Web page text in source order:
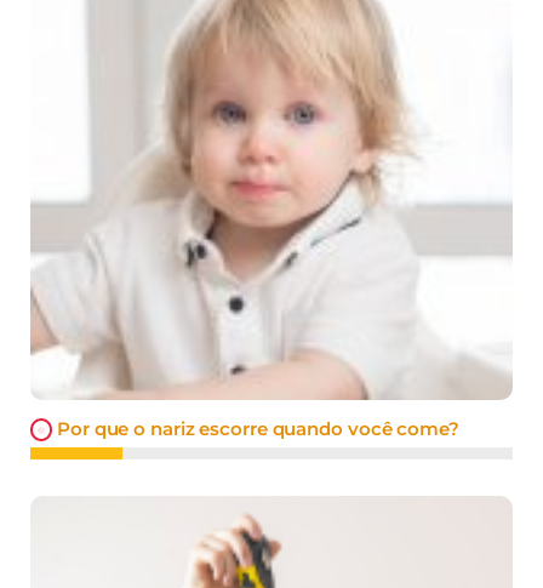
Por que o nariz escorre quando você come?